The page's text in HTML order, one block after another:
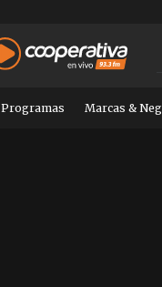
Programas Marcas &